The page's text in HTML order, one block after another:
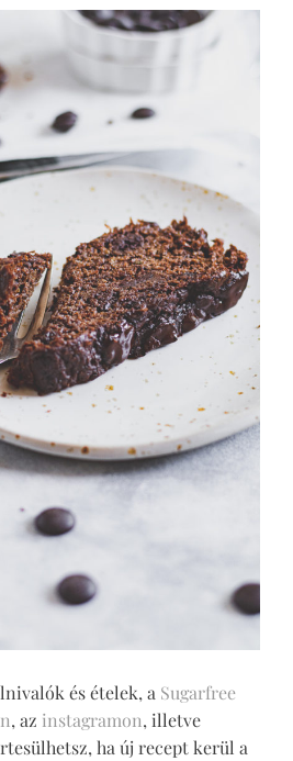
és ételek, a Sugarfree
, az instagramon, illetve
ha új recept kerül a